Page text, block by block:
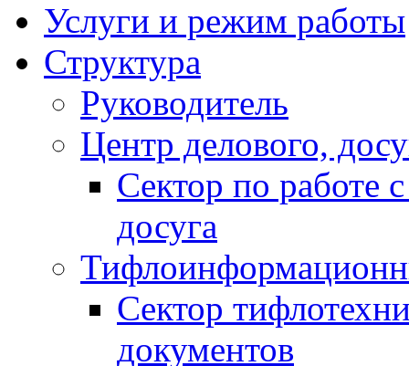
Услуги и режим работы
Структура
Руководитель
Центр делового,
Сектор по работе
досуга
Сектор
документов